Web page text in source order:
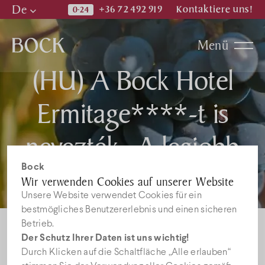
Bock
Wir verwenden Cookies auf unserer Website
Unsere Website verwendet Cookies für ein
bestmögliches Benutzererlebnis und einen sicheren
Betrieb.
Der Schutz Ihrer Daten ist uns wichtig!
Durch Klicken auf die Schaltfläche „Alle erlauben“
En
De +36 72 492 919 Kontaktiere uns!
Menü
(HU) A Bock Hotel
Ermitage****-t is
nevezték „A legjobb
borhotel 2015” címre!
Leider ist der Eintrag nur aufHU verfügbar.
Prospekt
Nachricht
Stellenangebote